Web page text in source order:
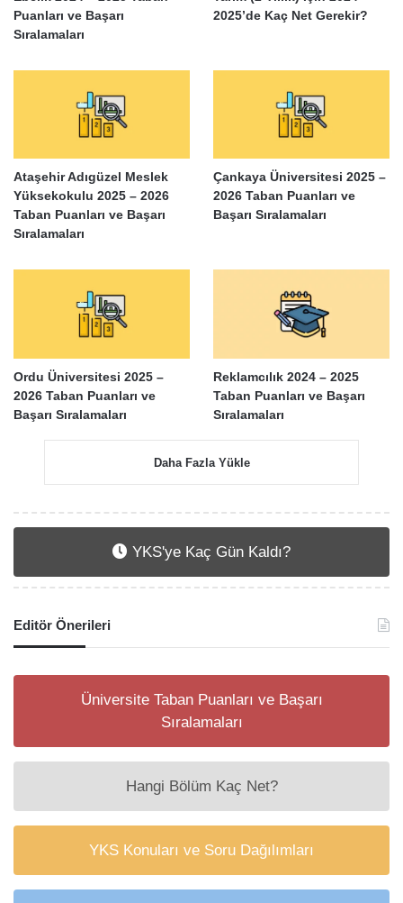
Puanları ve Başarı
Sıralamaları
2025’de Kaç Net Gerekir?
Ataşehir Adıgüzel Meslek
Yüksekokulu 2025 – 2026
Taban Puanları ve Başarı
Sıralamaları
Çankaya Üniversitesi 2025 –
2026 Taban Puanları ve
Başarı Sıralamaları
Ordu Üniversitesi 2025 –
2026 Taban Puanları ve
Başarı Sıralamaları
Reklamcılık 2024 – 2025
Taban Puanları ve Başarı
Sıralamaları
Daha Fazla Yükle
YKS'ye Kaç Gün Kaldı?
Editör Önerileri
Üniversite Taban Puanları ve Başarı
Sıralamaları
Hangi Bölüm Kaç Net?
YKS Konuları ve Soru Dağılımları